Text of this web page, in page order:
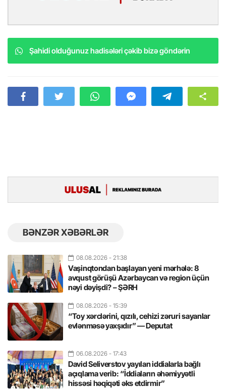
Şahidi olduğunuz hadisələri çəkib bizə göndərin
BƏNZƏR XƏBƏRLƏR
08.08.2026 - 21:38
Vaşinqtondan başlayan yeni mərhələ: 8
avqust görüşü Azərbaycan və region üçün
nəyi dəyişdi? – ŞƏRH
08.08.2026 - 15:39
“Toy xərclərini, qızılı, cehizi zəruri sayanlar
evlənməsə yaxşıdır” — Deputat
06.08.2026 - 17:43
David Seliverstov yayılan iddialarla bağlı
açıqlama verib: “İddiaların əhəmiyyətli
hissəsi həqiqəti əks etdirmir”